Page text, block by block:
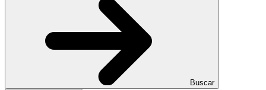
Buscar